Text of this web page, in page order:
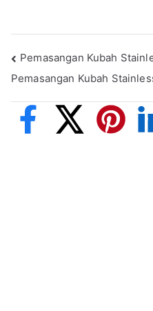
Pemasangan Kubah
Pemasangan Kubah